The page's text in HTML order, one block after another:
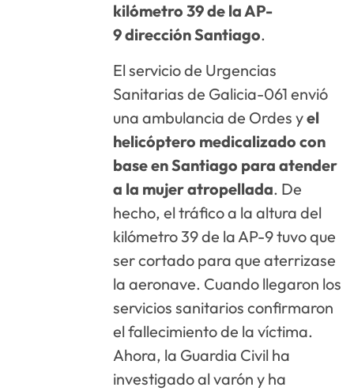
kilómetro 39 de la AP-
9dirección Santiago.
El servicio de Urgencias
Sanitarias de Galicia-061 envió
una ambulancia de Ordes yel
helicóptero medicalizado con
base en Santiago para atender
a la mujer atropellada. De
hecho, el tráfico a la altura del
kilómetro 39 de la AP-9 tuvo que
ser cortado para que aterrizase
la aeronave. Cuando llegaron los
servicios sanitarios confirmaron
el fallecimiento de la víctima.
Ahora, la Guardia Civil ha
investigado al varón y ha